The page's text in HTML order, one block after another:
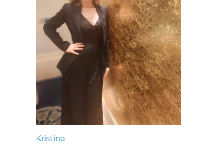
Kristina